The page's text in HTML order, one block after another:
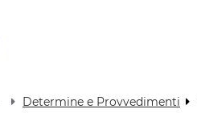
Determine e Provvedimenti